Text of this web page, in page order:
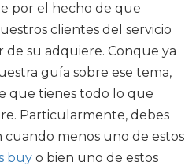
por el hecho de que
clientes del servicio
de su adquiere. Conque ya
guía sobre ese tema,
que tienes todo lo que
Particularmente, debes
cuando menos uno de estos
buy o bien uno de estos